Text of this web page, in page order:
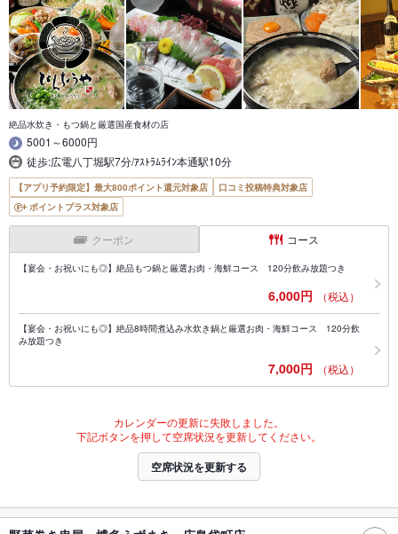
絶品水炊き・もつ鍋と厳選国産食材の店
5001～6000円
徒歩:広電八丁堀駅7分/ｱｽﾄﾗﾑﾗｲﾝ本通駅10分
【アプリ予約限定】最大800ポイント還元対象店
口コミ投稿特典対象店
ポイントプラス対象店
クーポン コース
【宴会・お祝いにも◎】絶品もつ鍋と厳選お肉・海鮮コース 120分飲み放題つき
6,000円 （税込）
【宴会・お祝いにも◎】絶品8時間煮込み水炊き鍋と厳選お肉・海鮮コース 120分飲
み放題つき
7,000円 （税込）
カレンダーの更新に失敗しました。
下記ボタンを押して空席状況を更新してください。
空席状況を更新する